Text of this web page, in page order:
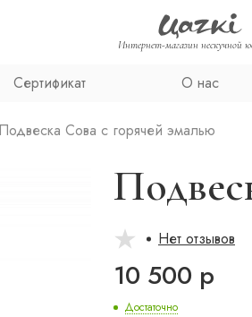
Интернет-магазин нескучной
Сертификат О нас
Подвеска Сова с горячей эмалью
Нет отзывов
10 500 р
Достаточно